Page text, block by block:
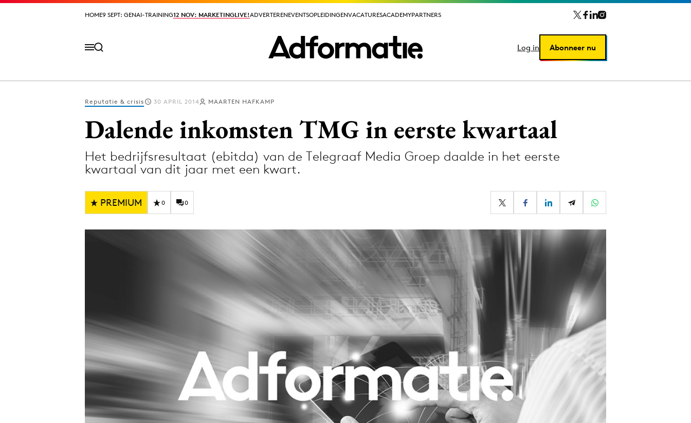
HOME9 SEPT: GENAI-TRAINING12 NOV: MARKETINGLIVE!ADVERTERENEVENTSOPLEIDINGENVACATURESACADEMYPARTNERS
Log in Abonneer nu
HOME9 SEPT: GENAI-TRAINING12 NOV: MARKETINGLIVE!ADVERTERENEVENTSOPLEIDINGENVACATURESACADEMYPARTNERS
Log in Abonneer nu
Digital transformation
Diversiteit
Effectiviteit
Influencer marketing
Interne communicatie
Programmatic
Purpose Marketing
Reputatie & crisis
Reputatie & crisis 30 APRIL 2014 MAARTEN HAFKAMP
Dalende inkomsten TMG in eerste kwartaal
Het bedrijfsresultaat (ebitda) van de Telegraaf Media Groep daalde in het eerste
kwartaal van dit jaar met een kwart.
PREMIUM 0 0